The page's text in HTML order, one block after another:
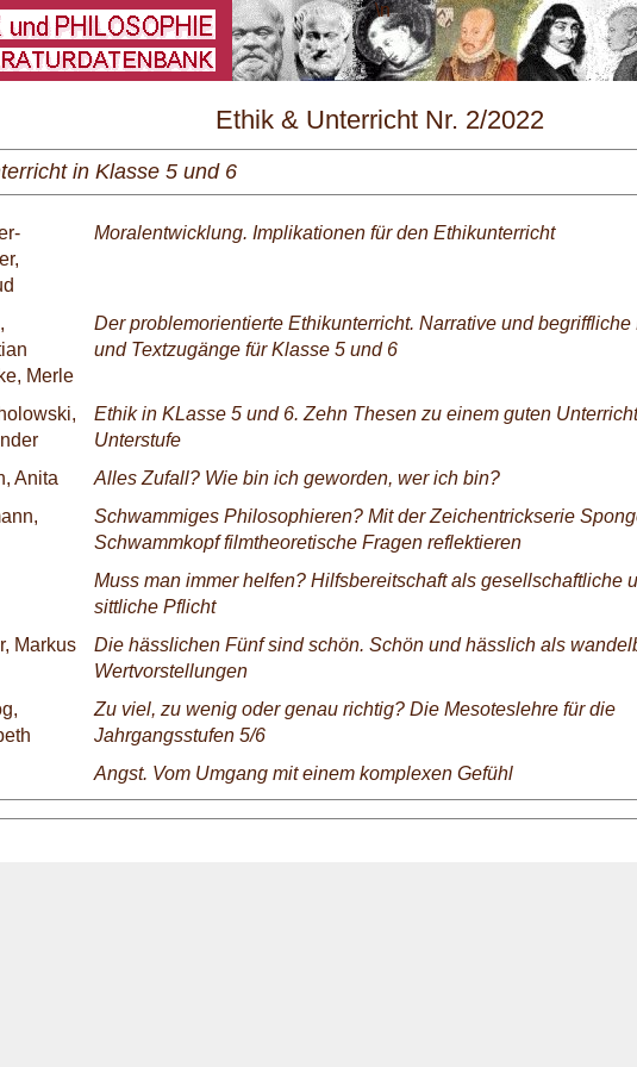
Ethik & Unterricht Nr. 2/2022
in Klasse 5 und 6
Moralentwicklung. Implikationen für den Ethikunterricht
Merle
Der problemorientierte Ethikunterricht. Narrative und begriffliche
und Textzugänge für Klasse 5 und 6
Ethik in KLasse 5 und 6. Zehn Thesen zu einem guten
Unterstufe
Anita
Alles Zufall? Wie bin ich geworden, wer ich bin?
Schwammiges Philosophieren? Mit der Zeichentrickserie
Schwammkopf filmtheoretische Fragen reflektieren
Muss man immer helfen? Hilfsbereitschaft als gesellschaftliche
sittliche Pflicht
Markus
Die hässlichen Fünf sind schön. Schön und hässlich als
Wertvorstellungen
Zu viel, zu wenig oder genau richtig? Die Mesoteslehre für die
Jahrgangsstufen 5/6
Angst. Vom Umgang mit einem komplexen Gefühl